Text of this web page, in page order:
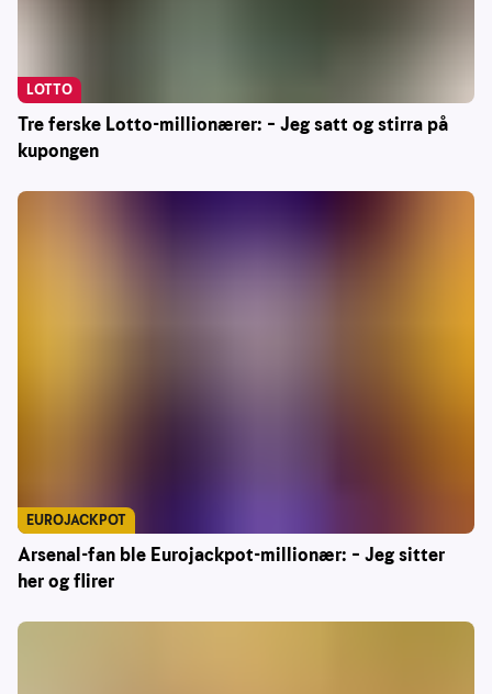
Tre ferske Lotto-millionærer: – Jeg satt og stirra på
kupongen
LOTTO
Arsenal-fan ble Eurojackpot-millionær: – Jeg sitter
her og flirer
EUROJACKPOT